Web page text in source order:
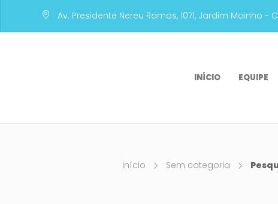
Av. Presidente Nereu Ramos, 1071, Jardim Moinho -
INÍCIO EQUIPE
Início Sem categoria